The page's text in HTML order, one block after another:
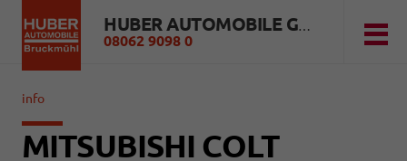
HUBER AUTOMOBILE GMBH
08062 9098 0
info
MITSUBISHI COLT